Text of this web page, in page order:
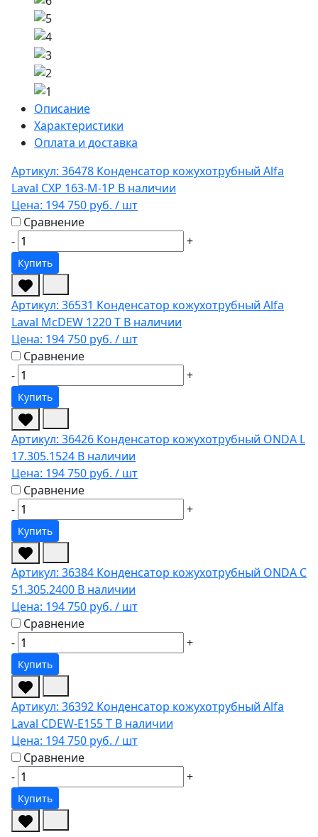
Описание
Характеристики
Оплата и доставка
Артикул: 36478 Конденсатор кожухотрубный Alfa
Laval CXP 163-M-1P В наличии
Цена: 194 750 руб. / шт
Сравнение
-
+
Купить
Артикул: 36531 Конденсатор кожухотрубный Alfa
Laval McDEW 1220 T В наличии
Цена: 194 750 руб. / шт
Сравнение
-
+
Купить
Артикул: 36426 Конденсатор кожухотрубный ONDA L
17.305.1524 В наличии
Цена: 194 750 руб. / шт
Сравнение
-
+
Купить
Артикул: 36384 Конденсатор кожухотрубный ONDA C
51.305.2400 В наличии
Цена: 194 750 руб. / шт
Сравнение
-
+
Купить
Артикул: 36392 Конденсатор кожухотрубный Alfa
Laval CDEW-E155 T В наличии
Цена: 194 750 руб. / шт
Сравнение
-
+
Купить